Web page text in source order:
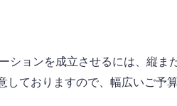
ションを成立させるには、縦ま
ておりますので、幅広いご予